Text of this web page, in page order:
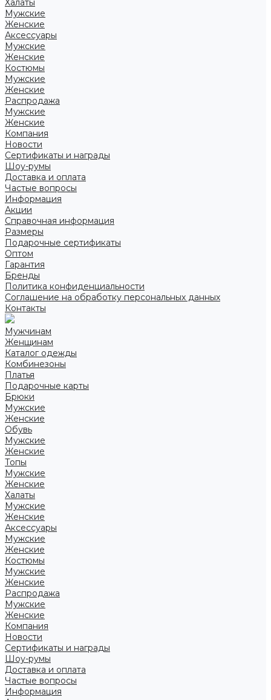
Халаты
Мужские
Женские
Аксессуары
Мужские
Женские
Костюмы
Мужские
Женские
Распродажа
Мужские
Женские
Компания
Новости
Сертификаты и награды
Шоу-румы
Доставка и оплата
Частые вопросы
Информация
Акции
Справочная информация
Размеры
Подарочные сертификаты
Оптом
Гарантия
Бренды
Политика конфиденциальности
Соглашение на обработку персональных данных
Контакты
Мужчинам
Женщинам
Каталог одежды
Комбинезоны
Платья
Подарочные карты
Брюки
Мужские
Женские
Обувь
Мужские
Женские
Топы
Мужские
Женские
Халаты
Мужские
Женские
Аксессуары
Мужские
Женские
Костюмы
Мужские
Женские
Распродажа
Мужские
Женские
Компания
Новости
Сертификаты и награды
Шоу-румы
Доставка и оплата
Частые вопросы
Информация